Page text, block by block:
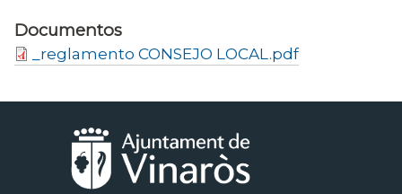
Documentos
_reglamento CONSEJO LOCAL.pdf